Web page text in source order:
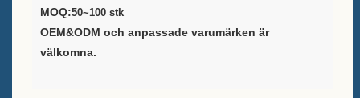
Anpassad barmenyhållare
Stativ för bord
MOQ:50~100 stk
OEM&ODM och anpassade varumärken är
välkomna.